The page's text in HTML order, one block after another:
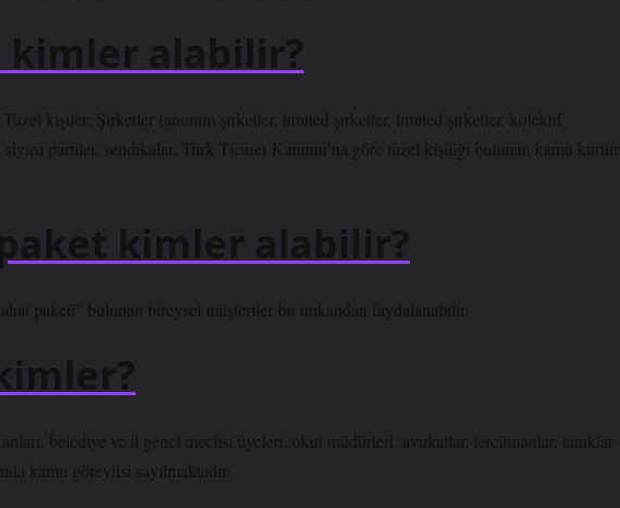
kimler alabilir?
kişiler: Şirketler (anonim şirketler, limited şirketler, limited şirketler, kolektif
partiler, sendikalar, Türk Ticaret Kanunu’na göre tüzel kişiliği bulunan kamu
kimler alabilir?
paketi” bulunan bireysel müşteriler bu imkandan faydalanabilir.
belediye ve il genel meclisi üyeleri, okul müdürleri, avukatlar, tercümanlar, tanıklar
kamu görevlisi sayılmaktadır.